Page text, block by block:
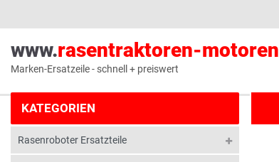
www.rasentraktoren-motoren
Marken-Ersatzeile - schnell + preiswert
KATEGORIEN
Rasenroboter Ersatzteile